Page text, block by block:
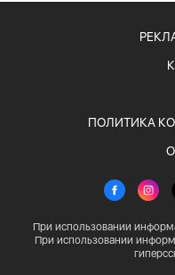
ПОЛИТИКА
При использовании
При использовании